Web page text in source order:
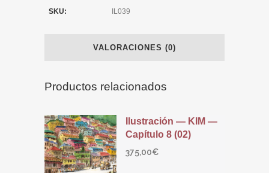
SKU:
IL039
VALORACIONES (0)
Productos relacionados
Ilustración — KIM —
Capítulo 8 (02)
375,00€